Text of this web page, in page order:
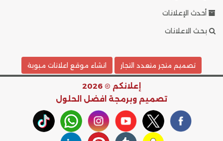
أحدث الإعلانات
بحث الاعلانات
تصميم متجر متعدد التجار انشاء موقع اعلانات مبوبة
إعلانكم © 2026
تصميم وبرمجة افضل الحلول